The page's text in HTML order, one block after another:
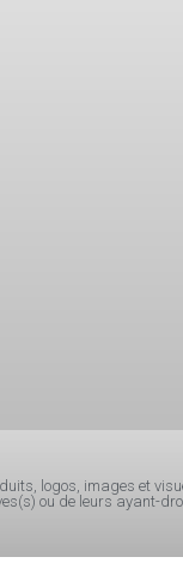
logos, images et
ou de leurs ayant-